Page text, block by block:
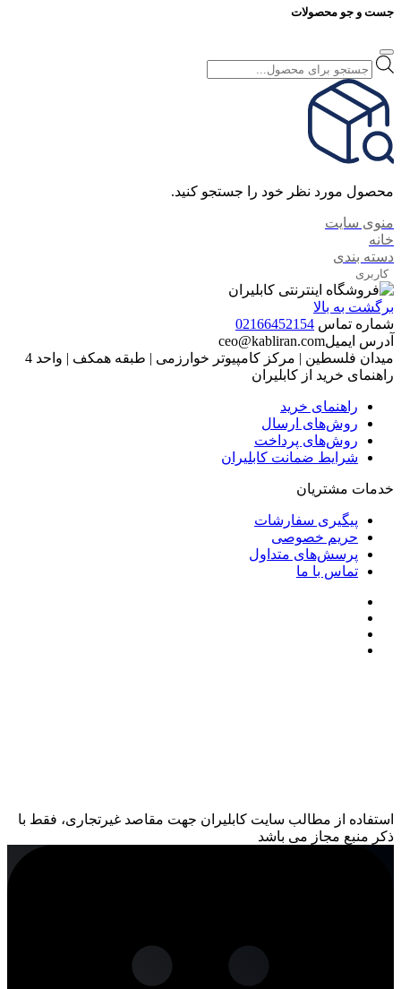
جست و جو محصولات
Products
search
محصول مورد نظر خود را جستجو کنید.
منوی سایت
خانه
دسته بندی
کاربری
برگشت به بالا
شماره تماس 02166452154
آدرس ایمیلceo@kabliran.com
میدان فلسطین | مرکز کامپیوتر خوارزمی | طبقه همکف | واحد 4
راهنمای خرید از کابلیران
راهنمای خرید
روش‌های ارسال
روش‌های پرداخت
شرایط ضمانت کابلیران
خدمات مشتریان
پیگیری سفارشات
حریم خصوصی
پرسش‌های متداول
تماس با ما
استفاده از مطالب سایت کابلیران جهت مقاصد غیرتجاری، فقط با
ذکر منبع مجاز می باشد